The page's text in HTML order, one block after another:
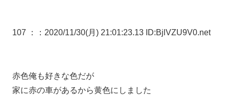
107 ： ：2020/11/30(月) 21:01:23.13 ID:BjlVZU9V0.net
赤色俺も好きな色だが
家に赤の車があるから黄色にしました